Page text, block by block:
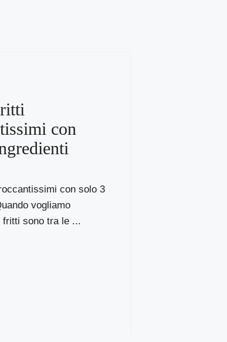
con
con solo 3
vogliamo
sono tra le ...